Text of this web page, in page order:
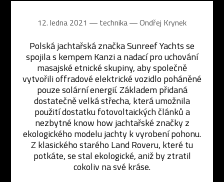
12. ledna 2021 ― technika ―Ondřej Krynek
Polská jachtařská značka Sunreef Yachts se
spojila s kempem Kanzi a nadací pro uchování
masajské etnické skupiny, aby společně
vytvořili offradové elektrické vozidlo poháněné
pouze solární energií. Základem přidaná
dostatečně velká střecha, která umožnila
použití dostatku fotovoltaických článků a
nezbytné know how jachtařské značky z
ekologického modelu jachty k vyrobení pohonu.
Z klasického starého Land Roveru, které tu
potkáte, se stal ekologické, aniž by ztratil
cokoliv na své kráse.